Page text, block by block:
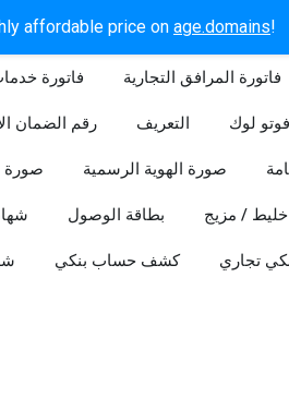
affordable price on age.domains!
فاتورة فاتورة المرافق التجارية
رقم الضمان التعريف لوك
صورة صورة الهوية الرسمية
بطاقة الوصول خليط / مزيج
كشف حساب بنكي تجاري